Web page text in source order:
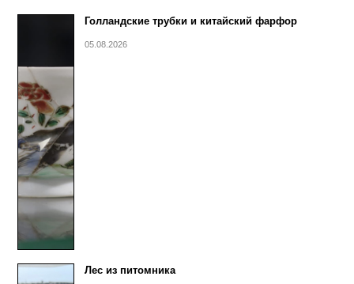
Голландские трубки и китайский фарфор
05.08.2026
Лес из питомника